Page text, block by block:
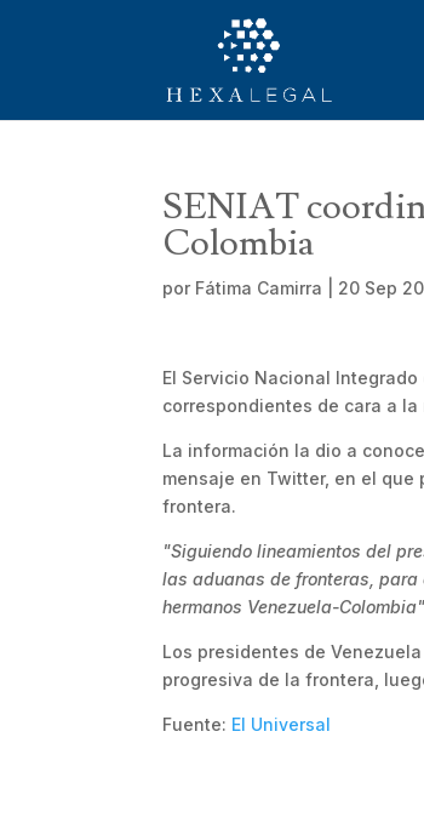
SENIAT
Colombia
por Fátima Camirra 20 Sep
El Servicio Nacional
correspondientes de cara a
La información la dio a
mensaje en Twitter, en el
frontera.
"Siguiendo lineamientos del
las aduanas de fronteras,
hermanos Venezuela-Colombia"
Los presidentes de
progresiva de la frontera,
Fuente: El Universal